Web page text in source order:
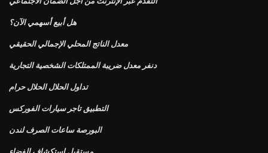
هل أبيع أسهمي الآن؟
معدل الناتج المحلي الإجمالي الحقيقي
دنفر معدل ضريبة الممتلكات الشخصية التجارية
تداول الحلال الحلال حرام
التطبيق تاجر سيارات الفوركس
البورصة ساعات الصرف لندن